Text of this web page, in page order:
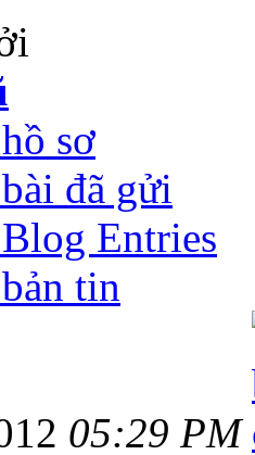
sơ
đã gửi
Entries
tin
05:29 PM